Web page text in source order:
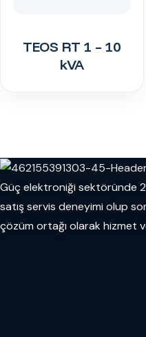
TEOS RT 1 – 10
kVA
Güç elektroniği sektöründe
satış servis deneyimi olup
çözüm ortağı olarak hizmet